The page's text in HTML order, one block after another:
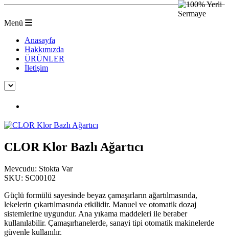
Menü
Anasayfa
Hakkımızda
ÜRÜNLER
İletişim
CLOR Klor Bazlı Ağartıcı
Mevcudu: Stokta Var
SKU: SC00102
Güçlü formülü sayesinde beyaz çamaşırların ağartılmasında,
lekelerin çıkartılmasında etkilidir. Manuel ve otomatik dozaj
sistemlerine uygundur. Ana yıkama maddeleri ile beraber
kullanılabilir. Çamaşırhanelerde, sanayi tipi otomatik makinelerde
güvenle kullanılır.